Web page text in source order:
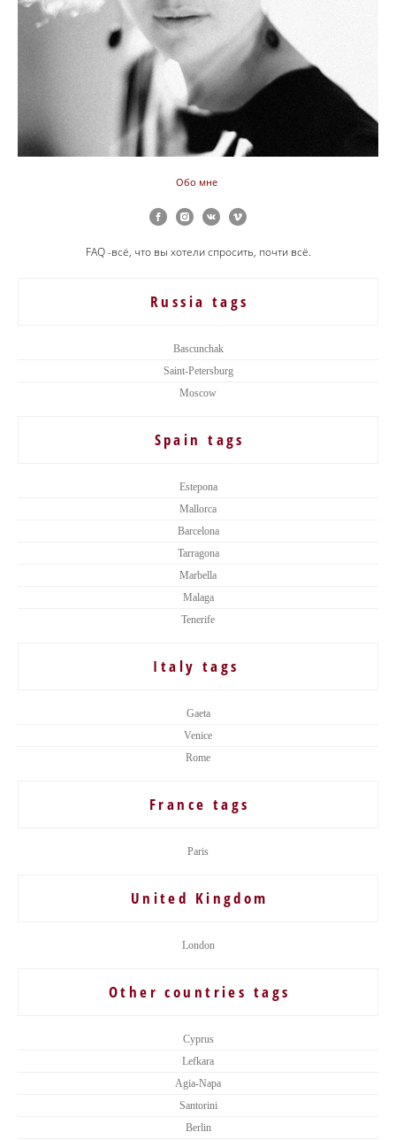
Обо мне
FAQ -всё, что вы хотели спросить, почти всё.
Russia tags
Bascunchak
Saint-Petersburg
Moscow
Spain tags
Estepona
Mallorca
Barcelona
Tarragona
Marbella
Malaga
Tenerife
Italy tags
Gaeta
Venice
Rome
France tags
Paris
United Kingdom
London
Other countries tags
Cyprus
Lefkara
Agia-Napa
Santorini
Berlin